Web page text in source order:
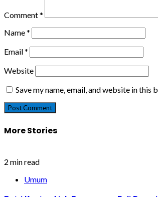
Comment*
Name*
Email*
Website
Save my name, email, and website in
More Stories
2 min read
Umum